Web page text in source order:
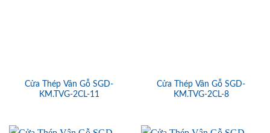
Cửa Thép Vân Gỗ SGD-
KM.TVG-2CL-11
Cửa Thép Vân Gỗ SGD-
KM.TVG-2CL-8